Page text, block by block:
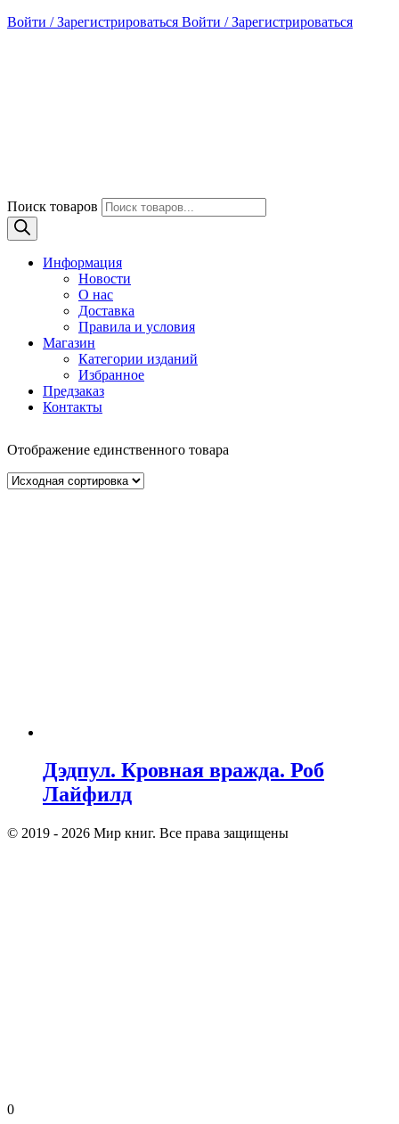
Войти / Зарегистрироваться Войти / Зарегистрироваться
Поиск товаров
Информация
Новости
О нас
Доставка
Правила и условия
Магазин
Категории изданий
Избранное
Предзаказ
Контакты
Отображение единственного товара
Дэдпул. Кровная вражда. Роб
Лайфилд
© 2019 - 2026 Мир книг. Все права защищены
0